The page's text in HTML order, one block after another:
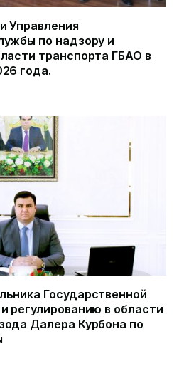
Управления
по надзору и
транспорта ГБАО в
года.
Государственной
регулированию в области
Далера Курбона по